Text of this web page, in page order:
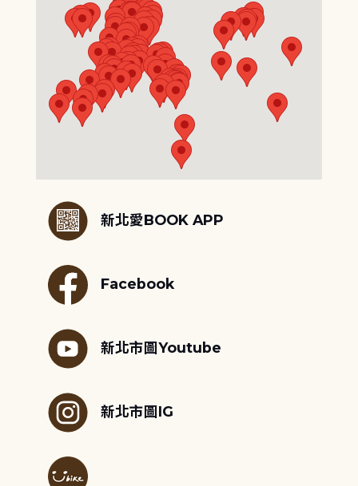
新北愛BOOK APP
Facebook
新北市圖Youtube
新北市圖IG